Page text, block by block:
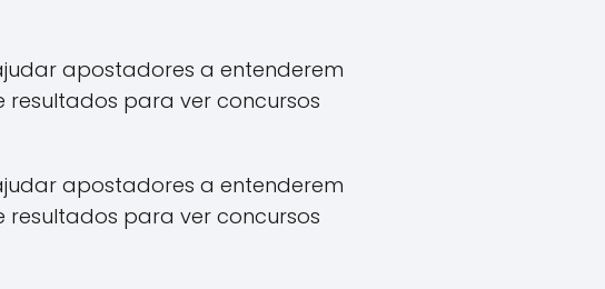
apostadores a entenderem
para ver concursos
apostadores a entenderem
para ver concursos